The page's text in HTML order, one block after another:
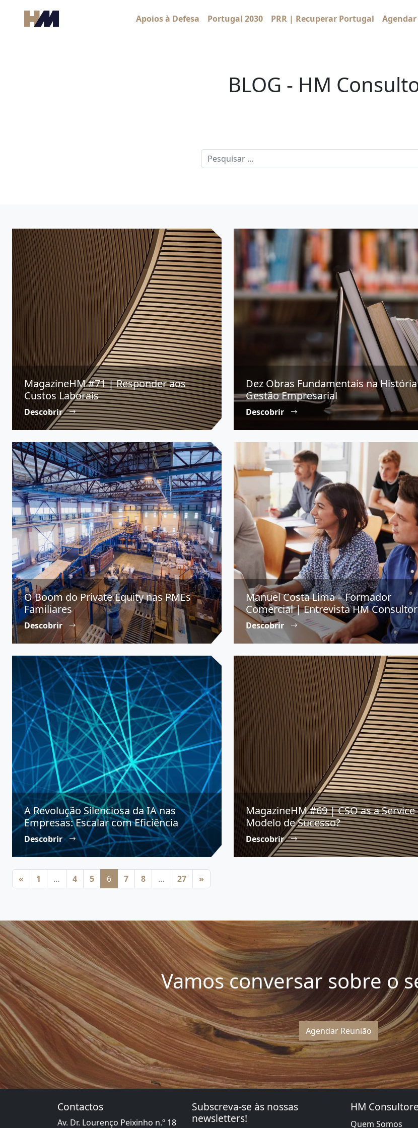
Main Navigation Apoios à Defesa Portugal 2030 PRR | Recuperar Portugal
BLOG - HM
Pesquisar por:
MagazineHM #71 | Responder aos
Custos Laborais
Descobrir
Dez Obras Fundamentais na
Gestão Empresarial
Descobrir
O Boom do Private Equity nas PMEs
Familiares
Descobrir
Manuel Costa Lima – Formador
Comercial | Entrevista HM
Descobrir
A Revolução Silenciosa da IA nas
Empresas: Escalar com Eficiência
Descobrir
MagazineHM #69 | CSO as a Service
Modelo de Sucesso?
Descobrir
Posts navigation
« 1 … 4 5 6 7 8 … 27 »
Vamos conversar sobre o
Agendar Reunião
Contactos
Av. Dr. Lourenço Peixinho n.º 18
Subscreva-se às nossas
newsletters!
HM
Quem Somos